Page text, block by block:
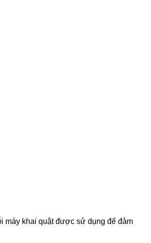
máy khai quật được sử dụng để đảm